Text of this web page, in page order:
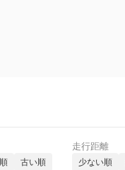
古い順
走行距離
少ない順